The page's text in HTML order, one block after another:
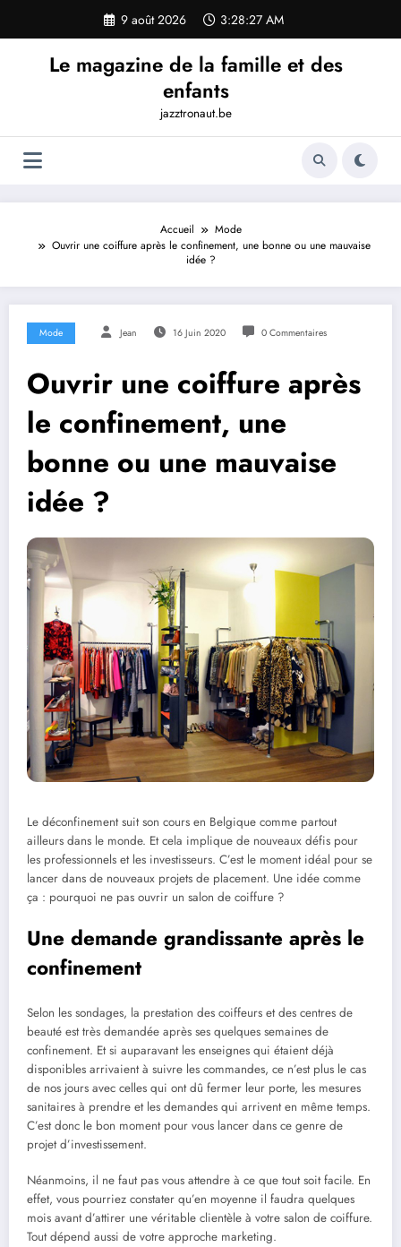
contenu
9 août 2026 3:28:28 AM
Le magazine de la famille et des
enfants
jazztronaut.be
Accueil
Mode
Ouvrir une coiffure après le confinement, une bonne ou une mauvaise
idée ?
Mode Jean 16 Juin 2020 0 Commentaires
Ouvrir une coiffure après
le confinement, une
bonne ou une mauvaise
idée ?
Le déconfinement suit son cours en Belgique comme partout
ailleurs dans le monde. Et cela implique de nouveaux défis pour
les professionnels et les investisseurs. C’est le moment idéal pour se
lancer dans de nouveaux projets de placement. Une idée comme
ça : pourquoi ne pas ouvrir un salon de coiffure ?
Une demande grandissante après le
confinement
Selon les sondages, la prestation des coiffeurs et des centres de
beauté est très demandée après ses quelques semaines de
confinement. Et si auparavant les enseignes qui étaient déjà
disponibles arrivaient à suivre les commandes, ce n’est plus le cas
de nos jours avec celles qui ont dû fermer leur porte, les mesures
sanitaires à prendre et les demandes qui arrivent en même temps.
C’est donc le bon moment pour vous lancer dans ce genre de
projet d’investissement.
Néanmoins, il ne faut pas vous attendre à ce que tout soit facile. En
effet, vous pourriez constater qu’en moyenne il faudra quelques
mois avant d’attirer une véritable clientèle à votre salon de coiffure.
Tout dépend aussi de votre approche marketing.